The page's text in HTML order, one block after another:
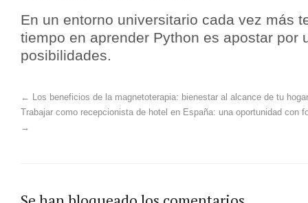
En un entorno universitario cada vez más
tiempo en aprender Python es apostar por
posibilidades.
← Los beneficios de la magnetoterapia: bienestar al alcance de tu hogar
Trabajar como recepcionista de hotel en España: una oportunidad con
→